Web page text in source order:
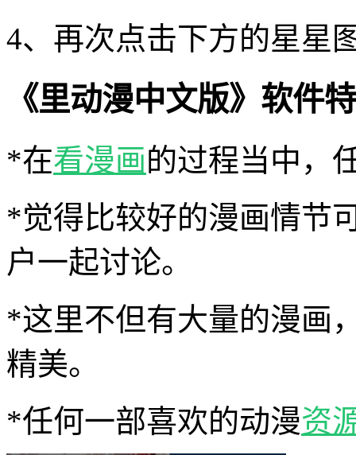
4、再次点击下方的星星
《里动漫中文版》软件
*在看漫画的过程当中，
*觉得比较好的漫画情节
户一起讨论。
*这里不但有大量的漫画
精美。
*任何一部喜欢的动漫资